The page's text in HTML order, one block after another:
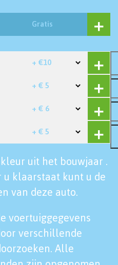
Gratis
+ €10
+ € 5
+ € 6
+ € 5
uit het bouwjaar .
klaarstaat kunt u de
van deze auto.
voertuiggegevens
verschillende
Alle